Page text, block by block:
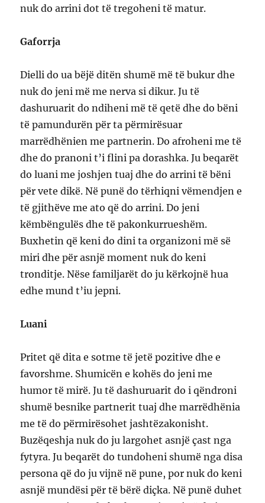
nuk do arrini dot të tregoheni të matur.
Gaforrja
Dielli do ua bëjë ditën shumë më të bukur dhe
nuk do jeni më me nerva si dikur. Ju të
dashuruarit do ndiheni më të qetë dhe do bëni
të pamundurën për ta përmirësuar
marrëdhënien me partnerin. Do afroheni me të
dhe do pranoni t’i flini pa dorashka. Ju beqarët
do luani me joshjen tuaj dhe do arrini të bëni
për vete dikë. Në punë do tërhiqni vëmendjen e
të gjithëve me ato që do arrini. Do jeni
këmbëngulës dhe të pakonkurrueshëm.
Buxhetin që keni do dini ta organizoni më së
miri dhe për asnjë moment nuk do keni
tronditje. Nëse familjarët do ju kërkojnë hua
edhe mund t’iu jepni.
Luani
Pritet që dita e sotme të jetë pozitive dhe e
favorshme. Shumicën e kohës do jeni me
humor të mirë. Ju të dashuruarit do i qëndroni
shumë besnike partnerit tuaj dhe marrëdhënia
me të do përmirësohet jashtëzakonisht.
Buzëqeshja nuk do ju largohet asnjë çast nga
fytyra. Ju beqarët do tundoheni shumë nga disa
persona që do ju vijnë në pune, por nuk do keni
asnjë mundësi për të bërë diçka. Në punë duhet